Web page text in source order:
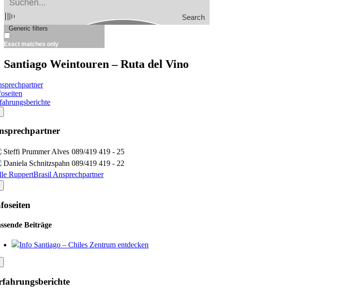
Search
Generic filters
Exact matches only
Santiago Weintouren – Ruta del Vino
Steffi Prummer Alves 089/419 419 - 25
Daniela Schnitzspahn 089/419 419 - 22
RuppertBrasil Ansprechpartner
Beiträge
Info Santiago – Chiles Zentrum entdecken